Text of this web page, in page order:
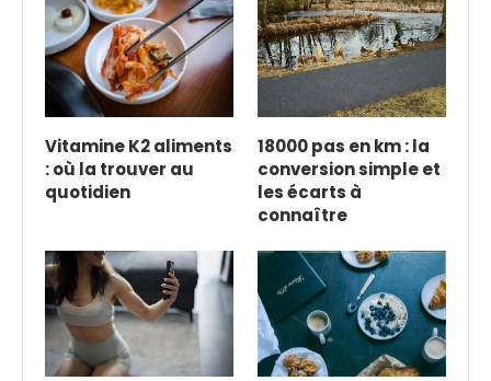
Vitamine K2 aliments
: où la trouver au
quotidien
18000 pas en km : la
conversion simple et
les écarts à
connaître